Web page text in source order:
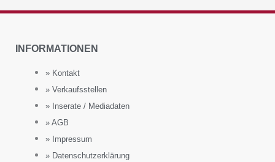
INFORMATIONEN
» Kontakt
» Verkaufsstellen
» Inserate / Mediadaten
» AGB
» Impressum
» Datenschutzerklärung